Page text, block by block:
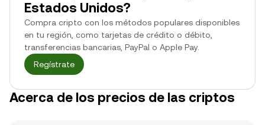
Estados Unidos?
Compra cripto con los métodos populares disponibles
en tu región, como tarjetas de crédito o débito,
transferencias bancarias, PayPal o Apple Pay.
Regístrate
Acerca de los precios de las criptos